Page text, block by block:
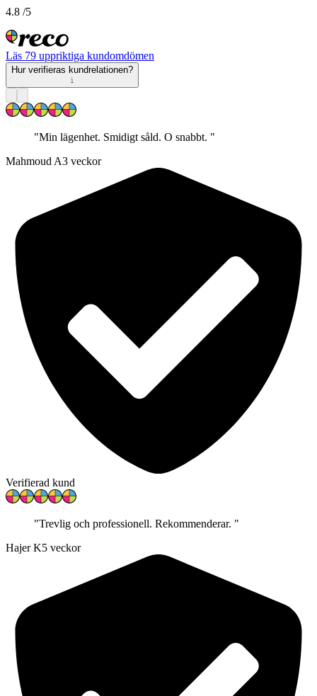
4.8 /5
Läs 79 uppriktiga kundomdömen
Hur verifieras kundrelationen?
"Min lägenhet. Smidigt såld. O snabbt. "
Mahmoud A3 veckor
Verifierad kund
"Trevlig och professionell. Rekommenderar. "
Hajer K5 veckor